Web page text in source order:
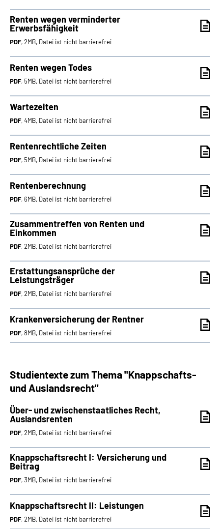
Renten wegen verminderter
Erwerbsfähigkeit
PDF, 2MB, Datei ist nicht barrierefrei
Renten wegen Todes
PDF, 5MB, Datei ist nicht barrierefrei
Wartezeiten
PDF, 4MB, Datei ist nicht barrierefrei
Rentenrechtliche Zeiten
PDF, 5MB, Datei ist nicht barrierefrei
Rentenberechnung
PDF, 6MB, Datei ist nicht barrierefrei
Zusammentreffen von Renten und
Einkommen
PDF, 2MB, Datei ist nicht barrierefrei
Erstattungsansprüche der
Leistungsträger
PDF, 2MB, Datei ist nicht barrierefrei
Krankenversicherung der Rentner
PDF, 8MB, Datei ist nicht barrierefrei
Studientexte zum Thema "Knappschafts-
und Auslandsrecht"
Über- und zwischenstaatliches Recht,
Auslandsrenten
PDF, 2MB, Datei ist nicht barrierefrei
Knappschaftsrecht I: Versicherung und
Beitrag
PDF, 3MB, Datei ist nicht barrierefrei
Knappschaftsrecht II: Leistungen
PDF, 2MB, Datei ist nicht barrierefrei